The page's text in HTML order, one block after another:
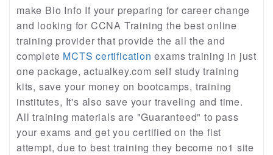
make Bio Info If your preparing for career change
and looking for CCNA Training the best online
training provider that provide the all the and
complete MCTS certification exams training in just
one package, actualkey.com self study training
kits, save your money on bootcamps, training
institutes, It's also save your traveling and time.
All training materials are "Guaranteed" to pass
your exams and get you certified on the fist
attempt, due to best training they become no1 site